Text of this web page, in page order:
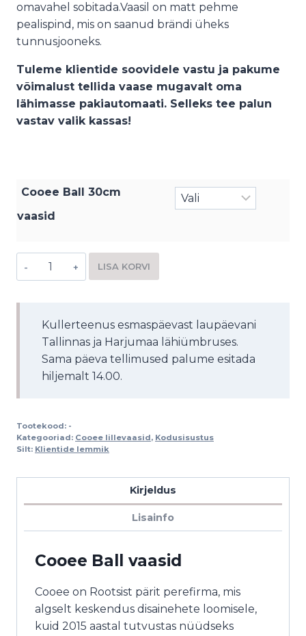
omavahel sobitada.Vaasil on matt pehme
pealispind, mis on saanud brändi üheks
tunnusjooneks.
Tuleme klientide soovidele vastu ja pakume
võimalust tellida vaase mugavalt oma
lähimasse pakiautomaati. Selleks tee palun
vastav valik kassas!
Cooee Ball 30cm
vaasid
LISA KORVI
Kullerteenus esmaspäevast laupäevani
Tallinnas ja Harjumaa lähiümbruses.
Sama päeva tellimused palume esitada
hiljemalt 14.00.
Tootekood: -
Kategooriad: Cooee lillevaasid, Kodusisustus
Silt: Klientide lemmik
Kirjeldus
Lisainfo
Cooee Ball vaasid
Cooee on Rootsist pärit perefirma, mis
algselt keskendus disainehete loomisele,
kuid 2015 aastal tutvustas nüüdseks